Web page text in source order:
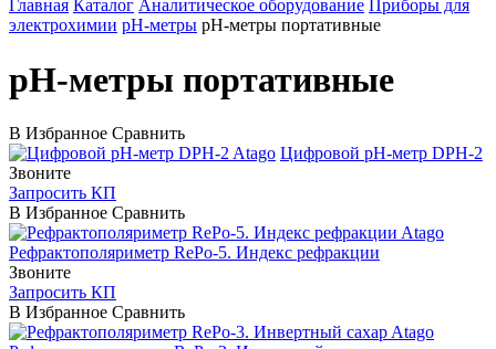
Главная Каталог Аналитическое оборудование Приборы для
электрохимии pH-метры pH-метры портативные
pH-метры портативные
В Избранное Сравнить
Atago Цифровой рН-метр DPH-2
Звоните
Запросить КП
В Избранное Сравнить
Atago
Рефрактополяриметр RePo-5. Индекс рефракции
Звоните
Запросить КП
В Избранное Сравнить
Atago